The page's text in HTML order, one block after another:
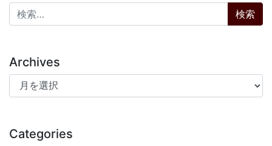
検索:
Archives
Archives
Categories